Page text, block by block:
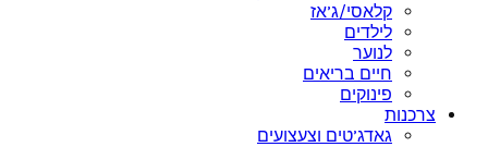
קלאסי/ג’אז
לילדים
לנוער
חיים בריאים
פינוקים
צרכנות
גאדג’טים וצעצועים